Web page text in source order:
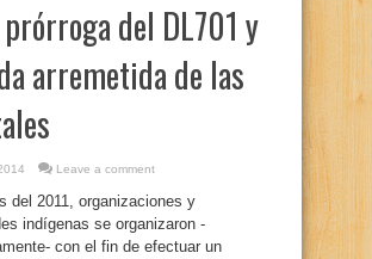
prórroga del DL701 y
arremetida de las
Leave a comment
del 2011, organizaciones y
indígenas se organizaron -
con el fin de efectuar un